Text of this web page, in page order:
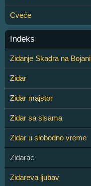
Cveće
Indeks
Zidanje Skadra na Bojani
Zidar
Zidar majstor
Zidar sa sisama
Zidar u slobodno vreme
Zidarac
Zidareva ljubav